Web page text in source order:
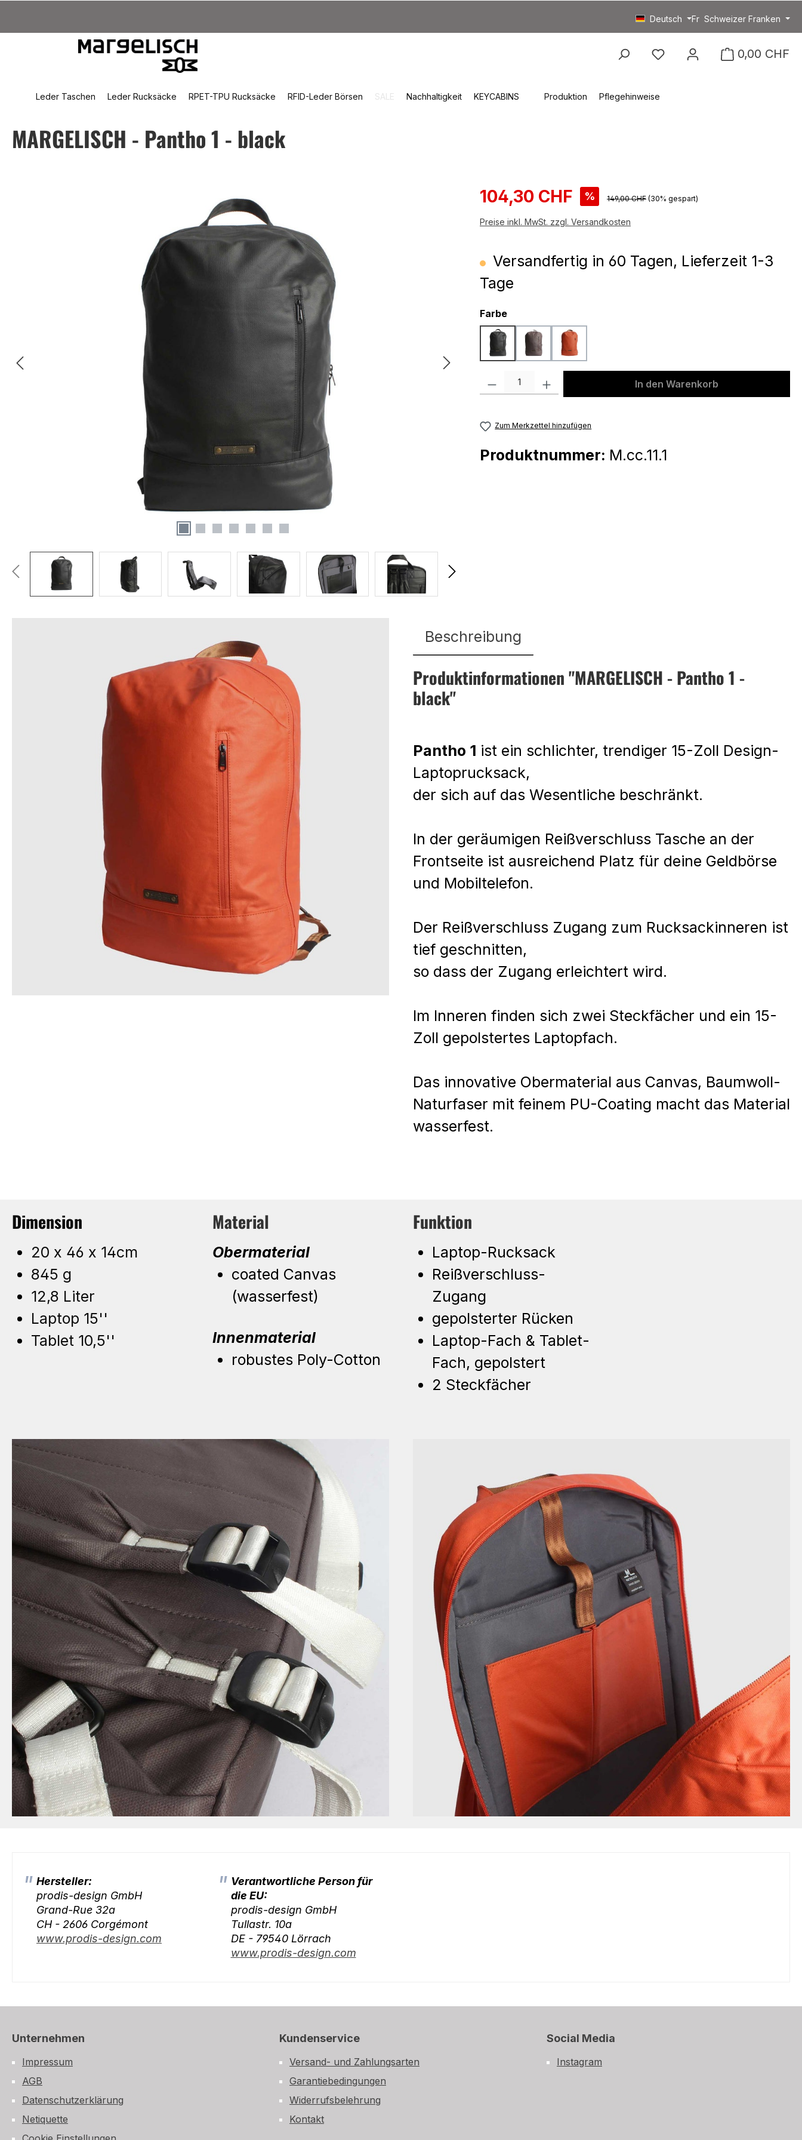
Deutsch Fr Schweizer Franken
Du hast 0 Produkte auf
0,00 CHF
Leder Taschen Leder Rucksäcke RPET-TPU Rucksäcke RFID-Leder Börsen SALE Nachhaltigkeit KEYCABINS Produktion Pflegehinweise
MARGELISCH - Pantho 1 - black
Verkaufspreis:
104,30 CHF % Regulärer Preis:
149,00 CHF (30% gespart)
Preise inkl. MwSt. zzgl. Versandkosten
Versandfertig in 60 Tagen, Lieferzeit 1-3
Tage
Farbeauswählen
blackdark taupe
orange
Produkt Anzahl: Gib den gewünschten Wert ein oder benutze die Schaltflächen
In den Warenkorb
Zum Merkzettel hinzufügen
Produktnummer: M.cc.11.1
Beschreibung
Produktinformationen "MARGELISCH - Pantho 1 -
black"
Pantho 1 ist ein schlichter, trendiger 15-Zoll Design-
Laptoprucksack,
der sich auf das Wesentliche beschränkt.
In der geräumigen Reißverschluss Tasche an der
Frontseite ist ausreichend Platz für deine Geldbörse
und Mobiltelefon.
Der Reißverschluss Zugang zum Rucksackinneren ist
tief geschnitten,
so dass der Zugang erleichtert wird.
Im Inneren finden sich zwei Steckfächer und ein 15-
Zoll gepolstertes Laptopfach.
Das innovative Obermaterial aus Canvas, Baumwoll-
Naturfaser mit feinem PU-Coating macht das Material
wasserfest.
Dimension
20 x 46 x 14cm
845 g
12,8 Liter
Laptop 15''
Tablet 10,5''
Material
Obermaterial
coated Canvas
(wasserfest)
Innenmaterial
robustes Poly-Cotton
Funktion
Laptop-Rucksack
Reißverschluss-
Zugang
gepolsterter Rücken
Laptop-Fach & Tablet-
Fach, gepolstert
2 Steckfächer
Hersteller:
prodis-design GmbH
Grand-Rue 32a
CH - 2606 Corgémont
www.prodis-design.com
Verantwortliche Person für
die EU:
prodis-design GmbH
Tullastr. 10a
DE - 79540 Lörrach
www.prodis-design.com
Unternehmen
Impressum
AGB
Datenschutzerklärung
Netiquette
Kundenservice
Versand- und Zahlungsarten
Garantiebedingungen
Widerrufsbelehrung
Kontakt
Social Media
Instagram